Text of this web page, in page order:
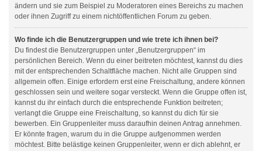
ändern und sie zum Beispiel zu Moderatoren eines Bereichs zu machen
oder ihnen Zugriff zu einem nichtöffentlichen Forum zu geben.
Wo finde ich die Benutzergruppen und wie trete ich ihnen bei?
Du findest die Benutzergruppen unter „Benutzergruppen“ im
persönlichen Bereich. Wenn du einer beitreten möchtest, kannst du dies
mit der entsprechenden Schaltfläche machen. Nicht alle Gruppen sind
allgemein offen. Einige erfordern erst eine Freischaltung, andere können
geschlossen sein und weitere sogar versteckt. Wenn die Gruppe offen ist,
kannst du ihr einfach durch die entsprechende Funktion beitreten;
verlangt die Gruppe eine Freischaltung, so kannst du dich für sie
bewerben. Ein Gruppenleiter muss daraufhin deinen Antrag annehmen.
Er könnte fragen, warum du in die Gruppe aufgenommen werden
möchtest. Bitte belästige keinen Gruppenleiter, wenn er dich ablehnt, er